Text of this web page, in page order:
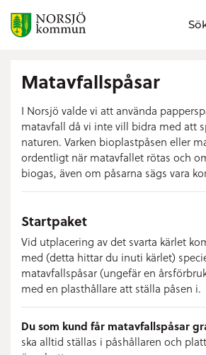
Matavfallspåsar
I Norsjö valde vi att använda
matavfall då vi inte vill bidra med att
naturen. Varken bioplastpåsen eller
ordentligt när matavfallet rötas och
biogas, även om påsarna sägs vara
Startpaket
Vid utplacering av det svarta kärlet
med (detta hittar du inuti kärlet)
matavfallspåsar (ungefär en
med en plasthållare att ställa påsen i.
Du som kund får matavfallspåsar
ska alltid ställas i påshållaren och